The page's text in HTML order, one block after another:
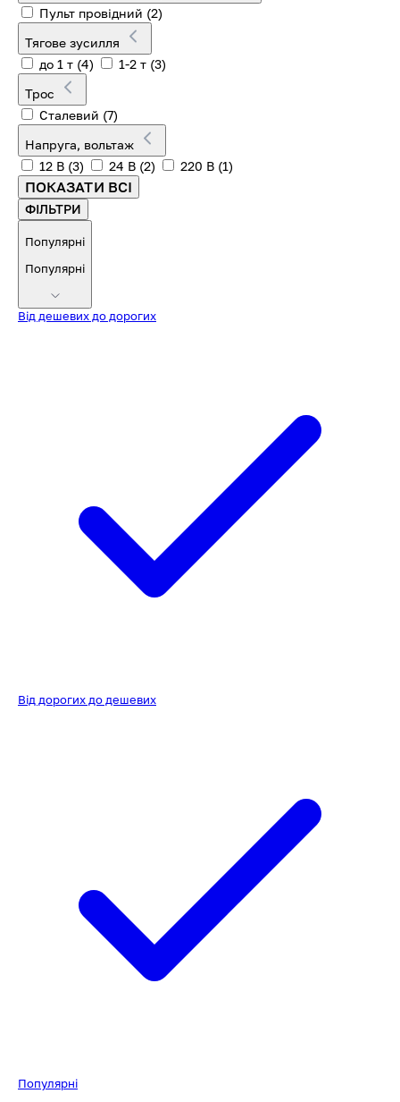
Пульт провідний (2)
Тягове зусилля
до 1 т (4) 1-2 т (3)
Трос
Сталевий (7)
Напруга, вольтаж
12 В (3) 24 В (2) 220 В (1)
ПОКАЗАТИ ВСІ
ФІЛЬТРИ
Популярні
Популярні
Від дешевих до дорогих
Від дорогих до дешевих
Популярні